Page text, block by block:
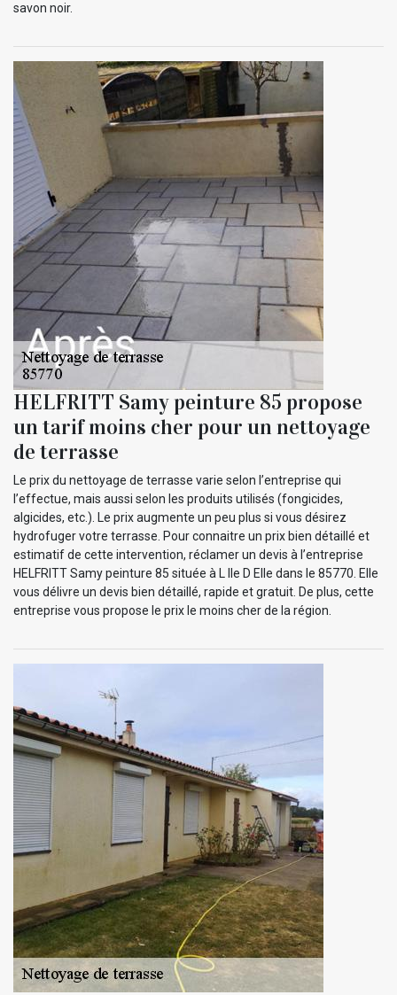
savon noir.
HELFRITT Samy peinture 85 propose
un tarif moins cher pour un nettoyage
de terrasse
Le prix du nettoyage de terrasse varie selon l’entreprise qui
l’effectue, mais aussi selon les produits utilisés (fongicides,
algicides, etc.). Le prix augmente un peu plus si vous désirez
hydrofuger votre terrasse. Pour connaitre un prix bien détaillé et
estimatif de cette intervention, réclamer un devis à l’entreprise
HELFRITT Samy peinture 85 située à L Ile D Elle dans le 85770. Elle
vous délivre un devis bien détaillé, rapide et gratuit. De plus, cette
entreprise vous propose le prix le moins cher de la région.